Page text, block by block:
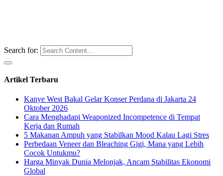
Search for:
Artikel Terbaru
Kanye West Bakal Gelar Konser Perdana di Jakarta 24
Oktober 2026
Cara Menghadapi Weaponized Incompetence di Tempat
Kerja dan Rumah
5 Makanan Ampuh yang Stabilkan Mood Kalau Lagi Stres
Perbedaan Veneer dan Bleaching Gigi, Mana yang Lebih
Cocok Untukmu?
Harga Minyak Dunia Melonjak, Ancam Stabilitas Ekonomi
Global